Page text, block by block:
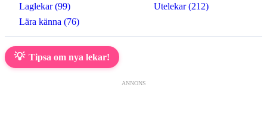
Laglekar (99)
Lära känna (76)
Utelekar (212)
💡 Tipsa om nya lekar!
ANNONS